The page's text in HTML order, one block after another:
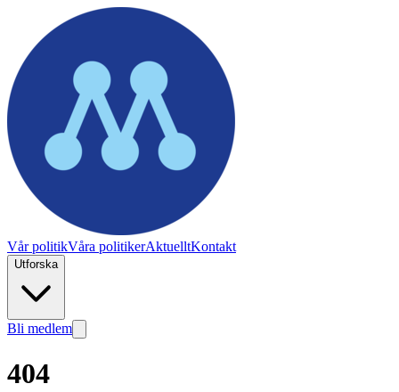
Vår politikVåra politikerAktuelltKontakt
Utforska
Bli medlem
404